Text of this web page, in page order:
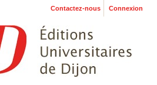
Connexion
Contactez-nous